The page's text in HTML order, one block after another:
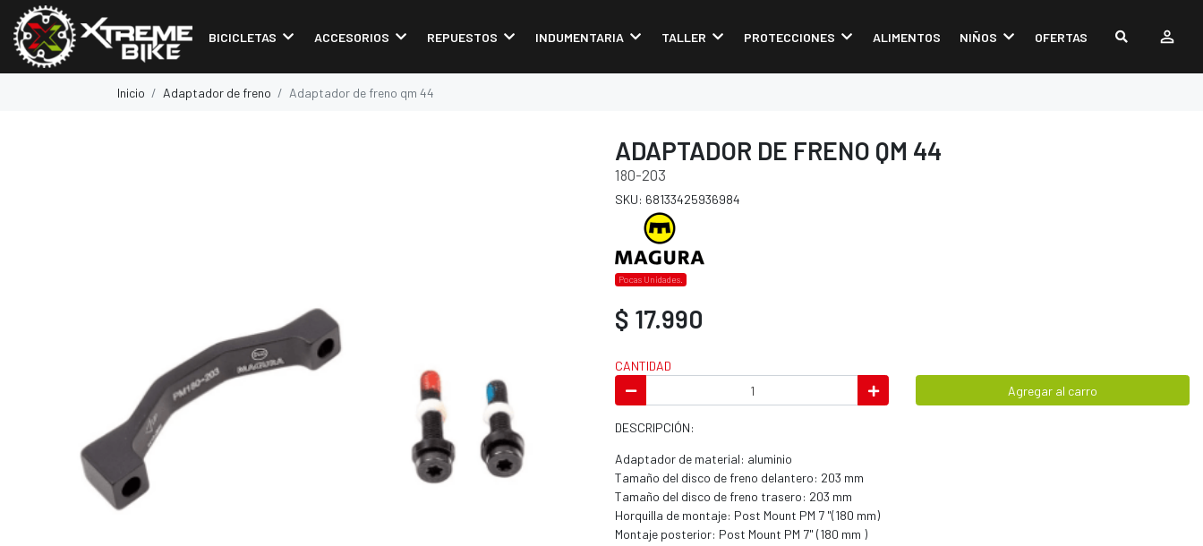
BICICLETAS ACCESORIOS REPUESTOS INDUMENTARIA TALLER PROTECCIONES ALIMENTOS NIÑOS OFERTAS
Inicio Adaptador de freno Adaptador de freno qm 44
ADAPTADOR DE FRENO QM 44
180-203
SKU: 68133425936984
Pocas Unidades.
$ 17.990
CANTIDAD
Agregar al carro
DESCRIPCIÓN:
Adaptador de material: aluminio
Tamaño del disco de freno delantero: 203 mm
Tamaño del disco de freno trasero: 203 mm
Horquilla de montaje: Post Mount PM 7 "(180 mm)
Montaje posterior: Post Mount PM 7" (180 mm )